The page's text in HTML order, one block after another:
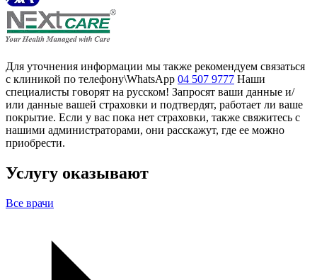
Для уточнения информации мы также рекомендуем связаться
с клиникой по телефону\WhatsApp 04 507 9777 Наши
специалисты говорят на русском! Запросят ваши данные и/
или данные вашей страховки и подтвердят, работает ли ваше
покрытие. Если у вас пока нет страховки, также свяжитесь с
нашими администраторами, они расскажут, где ее можно
приобрести.
Услугу оказывают
Все врачи